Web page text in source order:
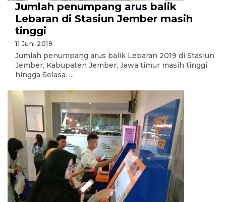
Jumlah penumpang arus balik
Lebaran di Stasiun Jember masih
tinggi
11 Juni 2019
Jumlah penumpang arus balik Lebaran 2019 di Stasiun
Jember, Kabupaten Jember, Jawa timur masih tinggi
hingga Selasa. ...